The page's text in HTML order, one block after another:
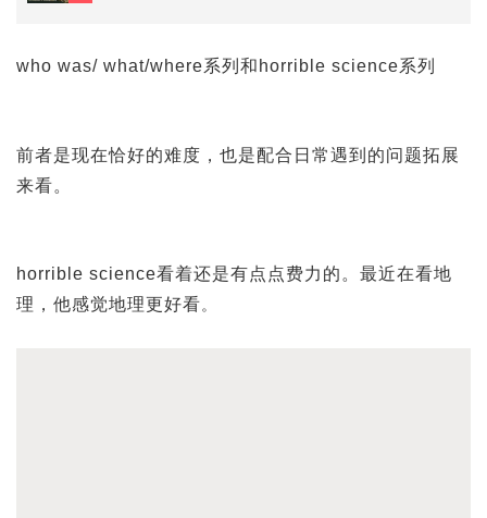
who was/ what/where系列和horrible science系列
前者是现在恰好的难度，也是配合日常遇到的问题拓展
来看。
horrible science看着还是有点点费力的。最近在看地
理，他感觉地理更好看。